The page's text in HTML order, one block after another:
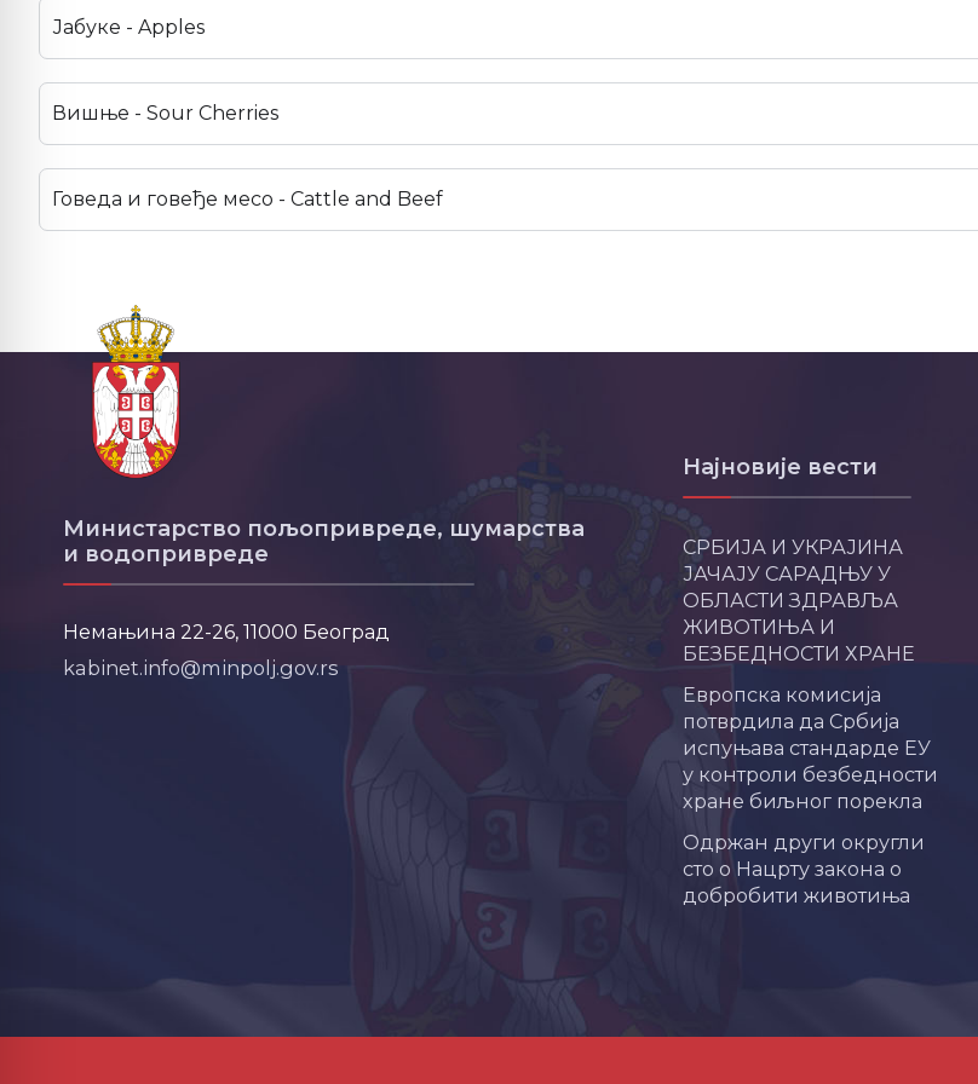
Јабуке - Apples
Вишње - Sour Cherries
Говеда и говеђе месо - Cattle and Beef
Министарство пољопривреде, шумарства
и водопривреде
Немањина 22-26, 11000 Београд
kabinet.info@minpolj.gov.rs
Најновије вести
СРБИЈА И УКРАЈИНА
ЈАЧАЈУ САРАДЊУ У
ОБЛАСТИ ЗДРАВЉА
ЖИВОТИЊА И
БЕЗБЕДНОСТИ ХРАНЕ
Европска комисија
потврдила да Србија
испуњава стандарде ЕУ
у контроли безбедности
хране биљног порекла
Одржан други округли
сто о Нацрту закона о
добробити животиња